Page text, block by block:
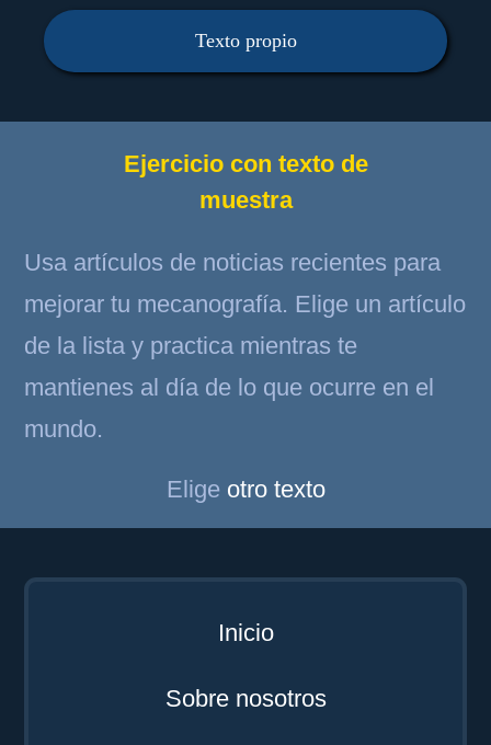
Texto propio
Ejercicio con texto de
muestra
Usa artículos de noticias recientes para
mejorar tu mecanografía. Elige un artículo
de la lista y practica mientras te
mantienes al día de lo que ocurre en el
mundo.
Elige otro texto
Inicio
Sobre nosotros